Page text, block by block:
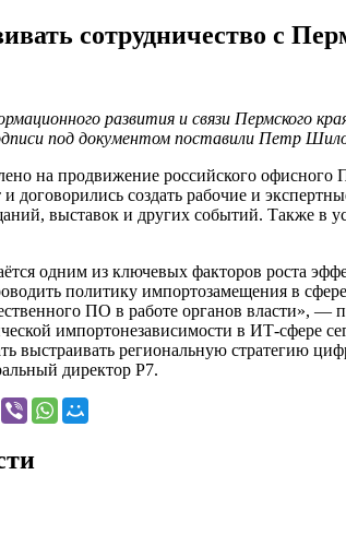
сотрудничество с
развития и связи Пермского
под документом поставили Петр
на продвижение российского
и договорились создать рабочие и
выставок и других событий. Также в
одним из ключевых факторов роста
политику импортозамещения в
ПО в работе органов власти»,
импортонезависимости в ИТ-
выстраивать региональную стратегию
директор Р7.